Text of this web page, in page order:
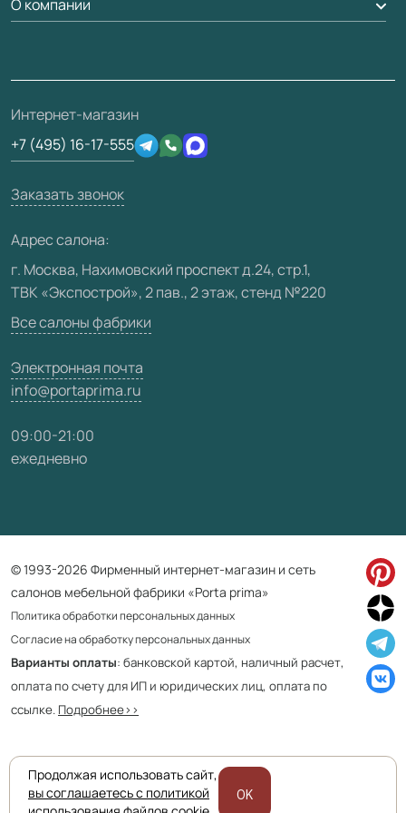
Погонаж
Вопрос-ответ
Отзывы клиентов
Техническая информация
Юридическая информация
Дизайнерам / архитекторам
Скачать материалы
3D-модели
О компании
О фабрике
Сертификаты
Производство
Вакансии
Видео
Карта сайта
Интернет-магазин
+7 (495) 16-17-555
Заказать звонок
Адрес салона:
г. Москва, Нахимовский проспект д.24, стр.1,
ТВК «Экспострой», 2 пав., 2 этаж, стенд №220
Все салоны фабрики
Электронная почта
info@portaprima.ru
09:00-21:00
ежедневно
© 1993-2026 Фирменный интернет-магазин и сеть
салонов мебельной фабрики «Porta prima»
Политика обработки персональных данных
Согласие на обработку персональных данных
Варианты оплаты: банковской картой, наличный расчет,
оплата по счету для ИП и юридических лиц, оплата по
ссылке. Подробнее>>
Приведенная на сайте информация не является публичной офертой
и носит информационно ознакомительный характер.
Продолжая использовать сайт,
вы соглашаетесь с политикой
OK